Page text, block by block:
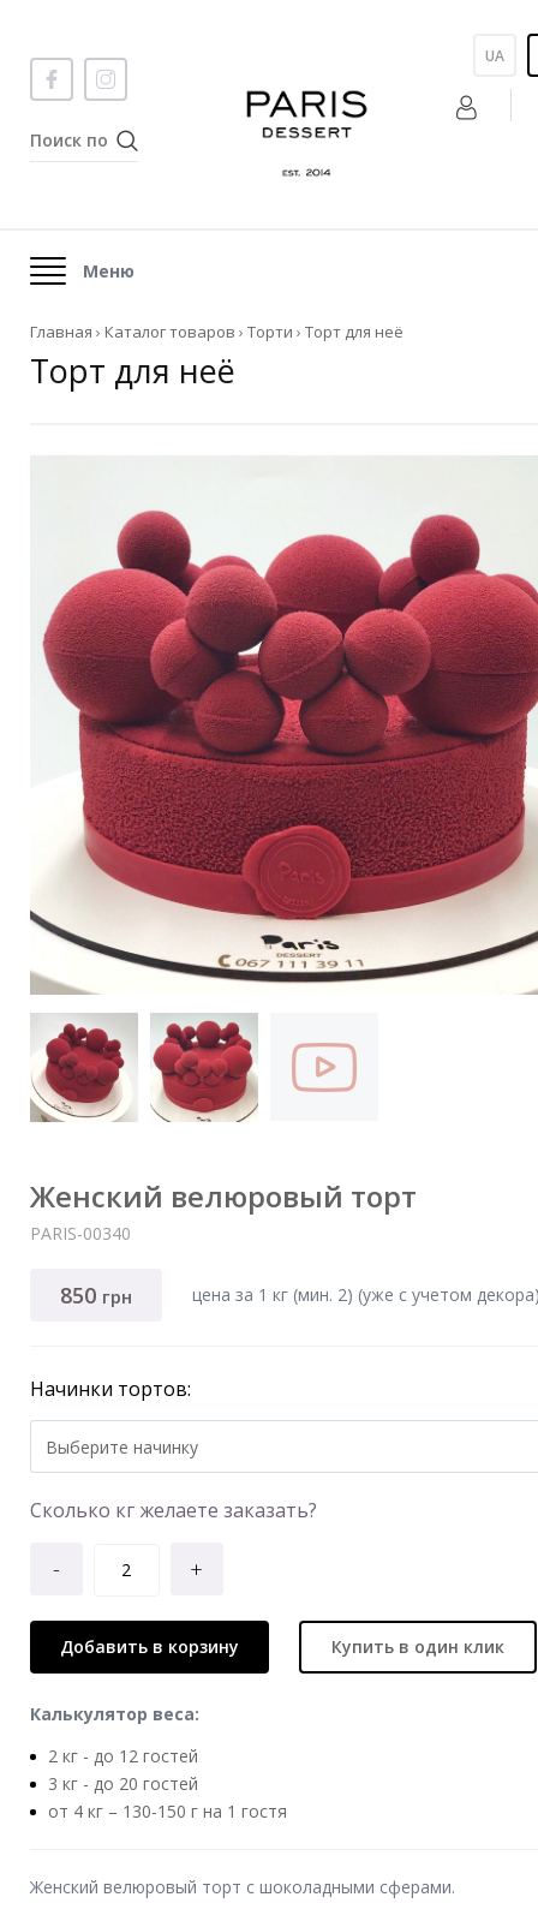
UA
Меню
Главная › Каталог товаров › Торти › Торт для неё
Торт для неё
Женский велюровый торт
PARIS-00340
850 грн цена за 1 кг (мин. 2) (уже с учетом
Начинки тортов:
Выберите начинку
Сколько кг желаете заказать?
- +
Добавить в корзину Купить в один клик
Калькулятор веса:
2 кг - до 12 гостей
3 кг - до 20 гостей
от 4 кг – 130-150 г на 1 гостя
Женский велюровый торт с шоколадными сферами.